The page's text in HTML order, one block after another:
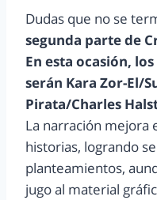
Dudas que no se
segunda parte de
En esta ocasión,
serán Kara Zor-El/
Pirata/Charles
La narración mejora
historias, logrando
planteamientos,
jugo al material